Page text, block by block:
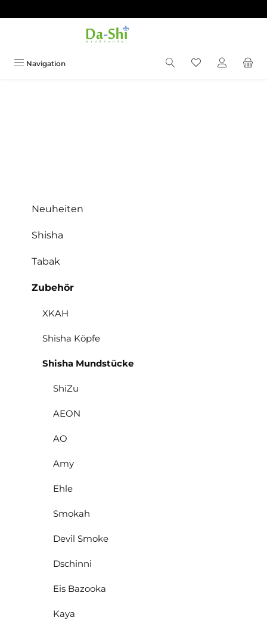
Navigation Du hast 0
Neuheiten
Shisha
Tabak
Zubehör
XKAH
Shisha Köpfe
Shisha Mundstücke
ShiZu
AEON
AO
Amy
Ehle
Smokah
Devil Smoke
Dschinni
Eis Bazooka
Kaya